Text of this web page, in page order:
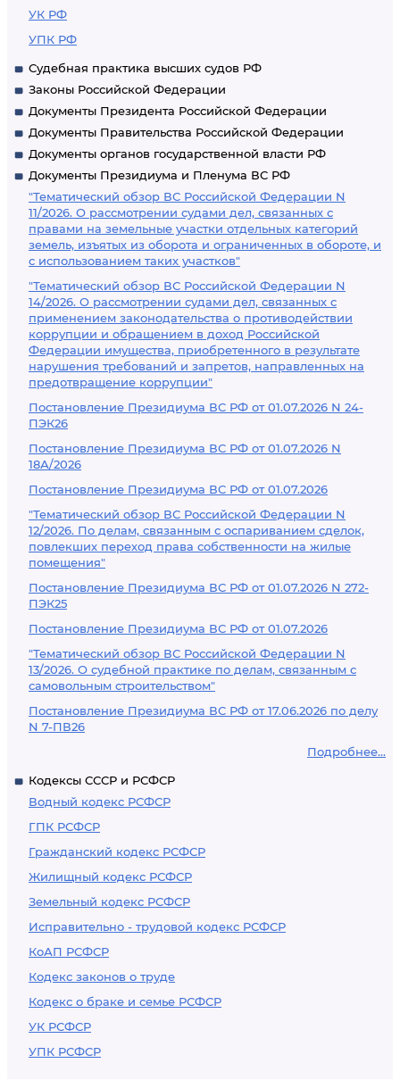
УК РФ
УПК РФ
Судебная практика высших судов РФ
Законы Российской Федерации
Документы Президента Российской Федерации
Документы Правительства Российской Федерации
Документы органов государственной власти РФ
Документы Президиума и Пленума ВС РФ
"Тематический обзор ВС Российской Федерации N
11/2026. О рассмотрении судами дел, связанных с
правами на земельные участки отдельных категорий
земель, изъятых из оборота и ограниченных в обороте, и
с использованием таких участков"
"Тематический обзор ВС Российской Федерации N
14/2026. О рассмотрении судами дел, связанных с
применением законодательства о противодействии
коррупции и обращением в доход Российской
Федерации имущества, приобретенного в результате
нарушения требований и запретов, направленных на
предотвращение коррупции"
Постановление Президиума ВС РФ от 01.07.2026 N 24-
ПЭК26
Постановление Президиума ВС РФ от 01.07.2026 N
18А/2026
Постановление Президиума ВС РФ от 01.07.2026
"Тематический обзор ВС Российской Федерации N
12/2026. По делам, связанным с оспариванием сделок,
повлекших переход права собственности на жилые
помещения"
Постановление Президиума ВС РФ от 01.07.2026 N 272-
ПЭК25
Постановление Президиума ВС РФ от 01.07.2026
"Тематический обзор ВС Российской Федерации N
13/2026. О судебной практике по делам, связанным с
самовольным строительством"
Постановление Президиума ВС РФ от 17.06.2026 по делу
N 7-ПВ26
Подробнее...
Кодексы СССР и РСФСР
Водный кодекс РСФСР
ГПК РСФСР
Гражданский кодекс РСФСР
Жилищный кодекс РСФСР
Земельный кодекс РСФСР
Исправительно - трудовой кодекс РСФСР
КоАП РСФСР
Кодекс законов о труде
Кодекс о браке и семье РСФСР
УК РСФСР
УПК РСФСР